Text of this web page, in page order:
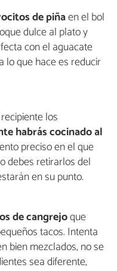
de piñaen el bol
dulce al plato y
con el aguacate
lo que hace es reducir
los
habrás cocinado al
preciso en el que
debes retirarlos del
en su punto.
de cangrejoque
tacos. Intenta
bien mezclados, no se
sea diferente,